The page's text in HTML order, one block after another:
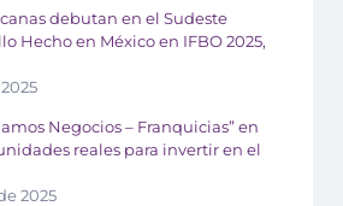
debutan en el Sudeste
Hecho en México en IFBO 2025,
Negocios – Franquicias” en
reales para invertir en el
2025